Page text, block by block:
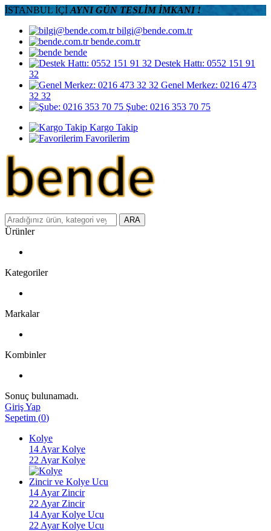
İSTANBUL İÇİ AYNI GÜN TESLİM İMKANI !
bilgi@bende.com.tr
bende.com.tr
bende
Destek Hattı: 0552 151 91
32
Genel Merkez: 0216 473
32 32
Şube: 0216 353 70 75
Kargo Takip
Favorilerim
ARA
Ürünler
Kategoriler
Markalar
Kombinler
Sonuç bulunamadı.
Giriş Yap
Sepetim (0)
Kolye
14 Ayar Kolye
22 Ayar Kolye
Zincir ve Kolye Ucu
14 Ayar Zincir
22 Ayar Zincir
14 Ayar Kolye Ucu
22 Ayar Kolye Ucu